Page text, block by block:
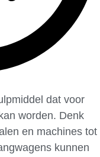
dat voor
worden. Denk
en machines tot
kunnen